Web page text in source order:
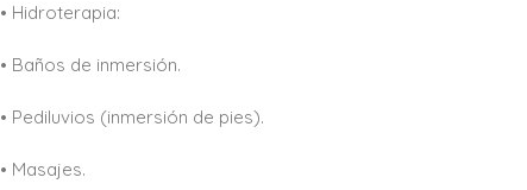
• Hidroterapia:
• Baños de inmersión.
• Pediluvios (inmersión de pies).
• Masajes.